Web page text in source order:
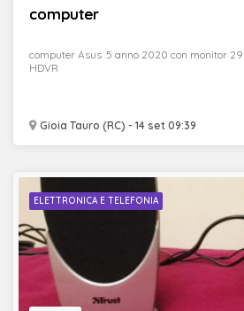
computer
Gioia Tauro (RC) - 14 set 09:39
computer Asus .5 anno 2020 con monitor
HDVR
ELETTRONICA E TELEFONIA